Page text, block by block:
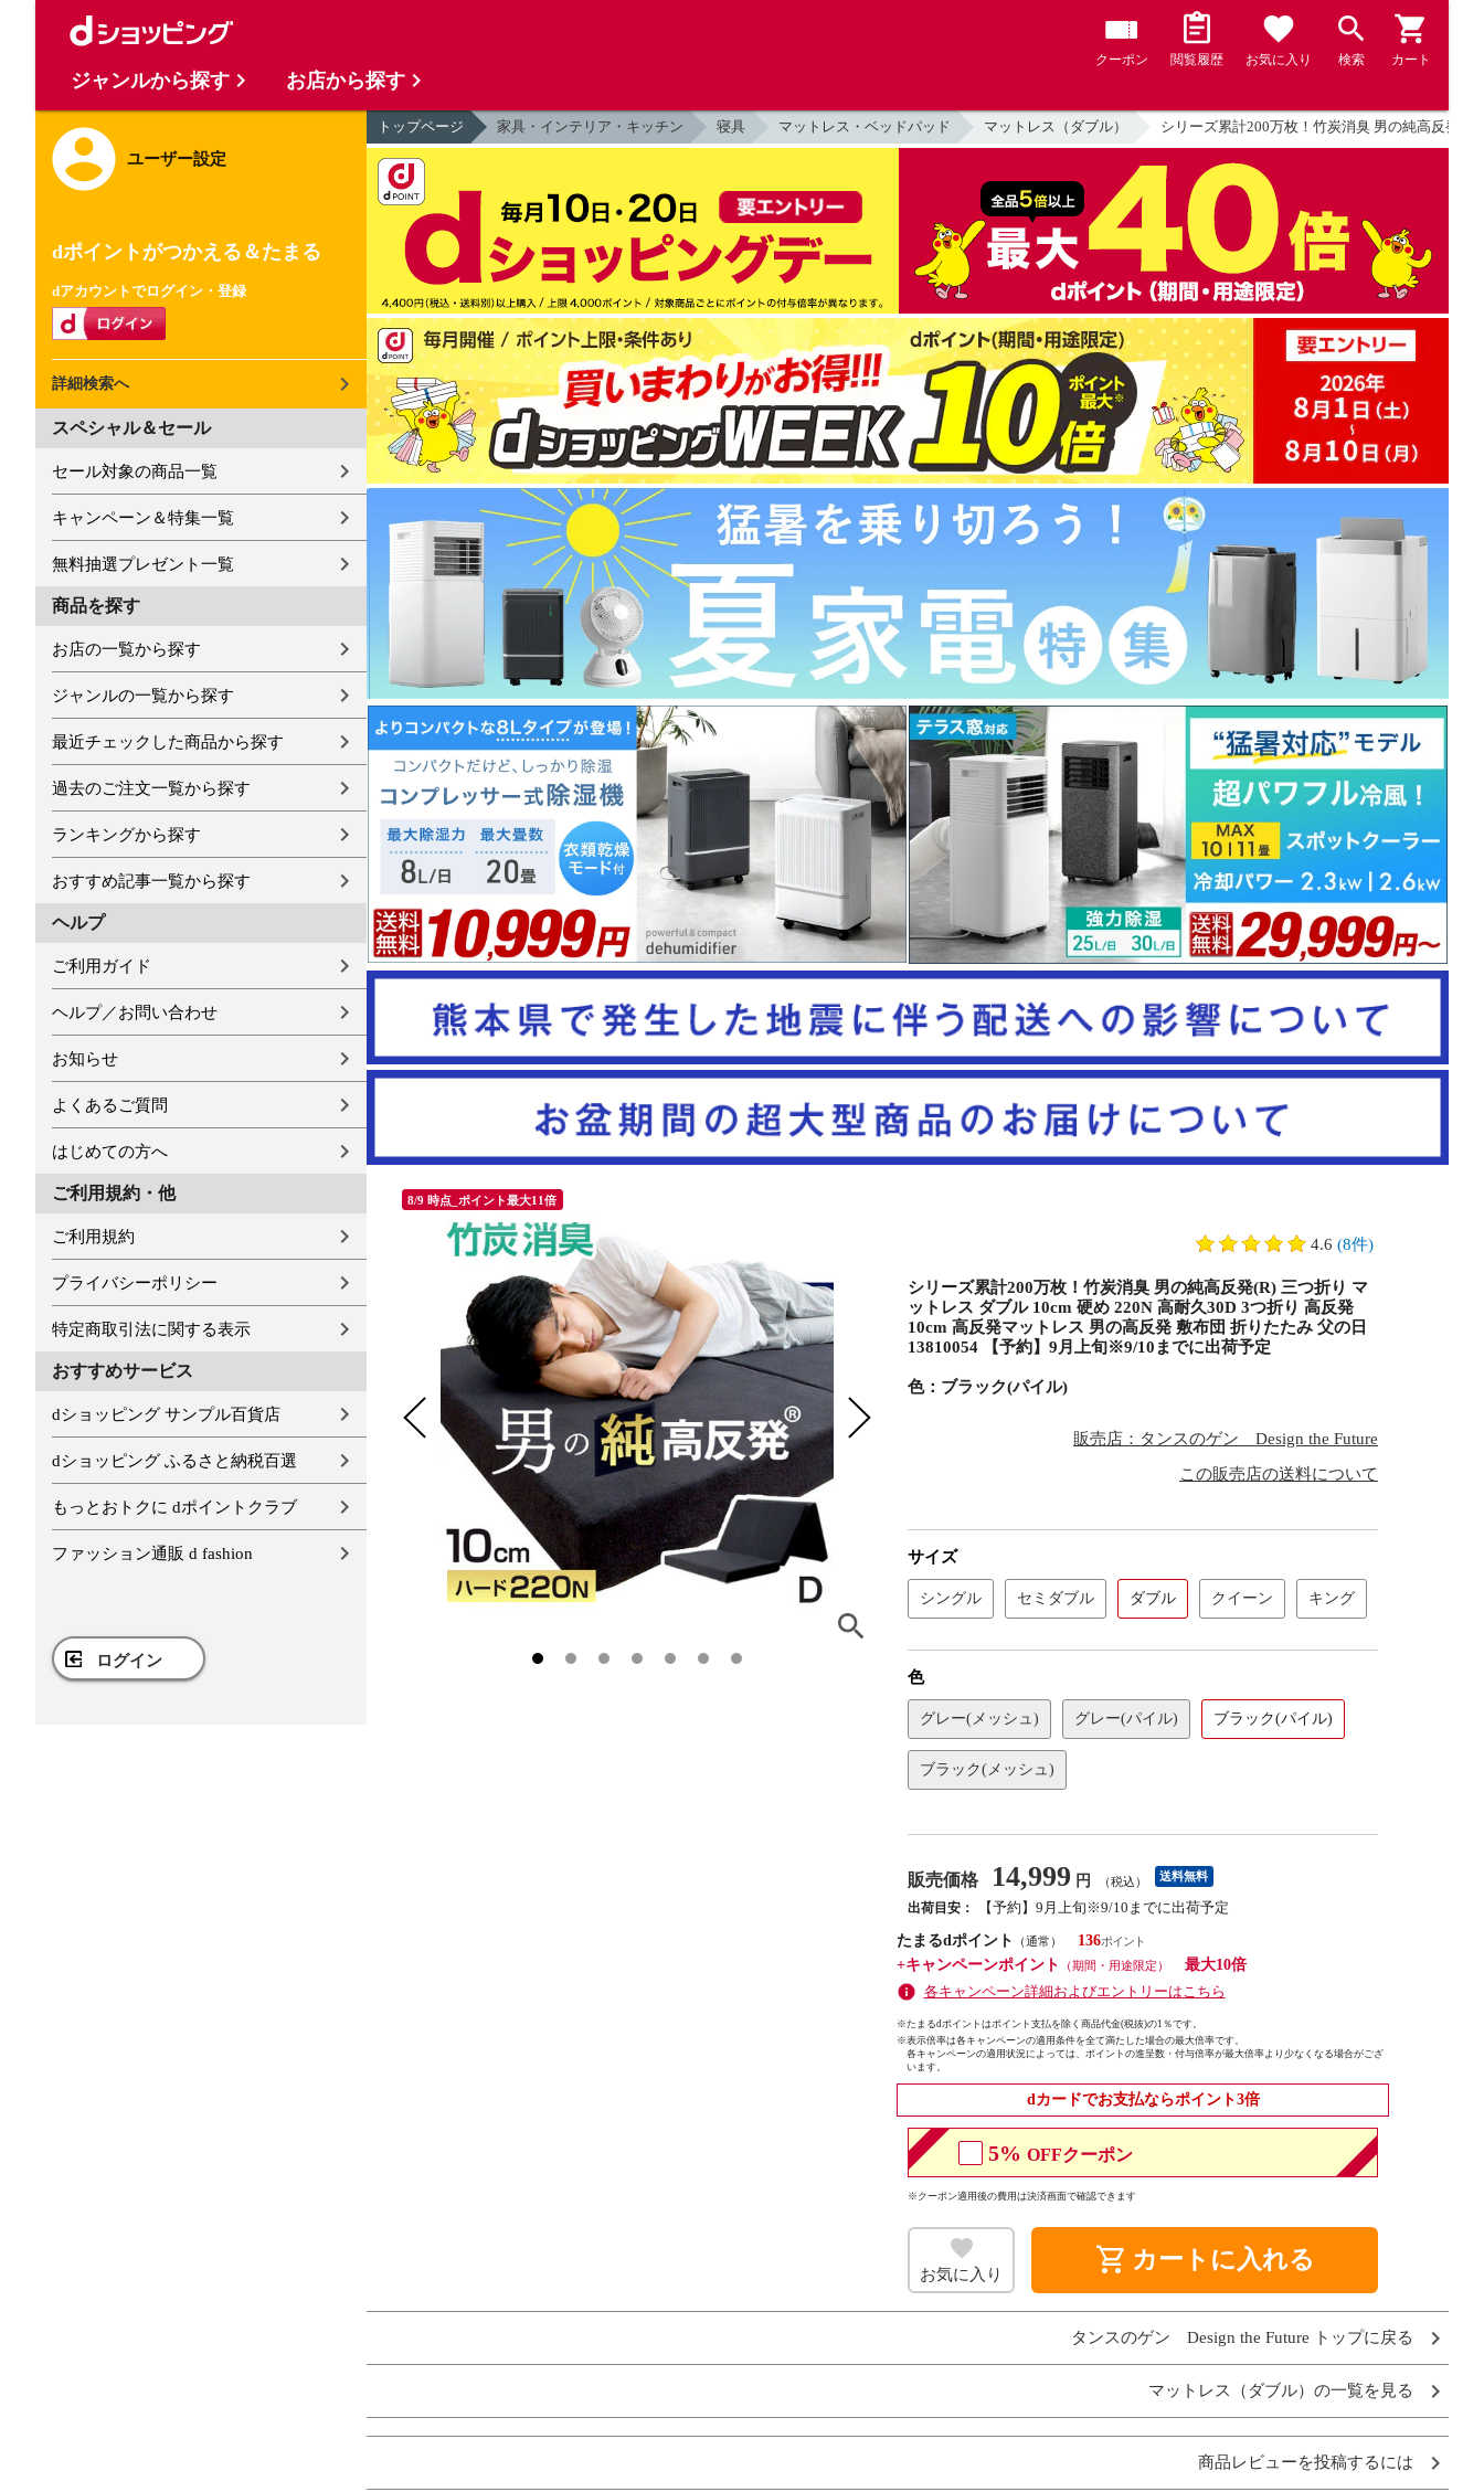
クーポン 閲覧履歴 お気に入り 検索 カート
ユーザー設定
dポイントがつかえる＆たまる
dアカウントでログイン・登録
詳細検索へ
スペシャル＆セール
セール対象の商品一覧
キャンペーン＆特集一覧
無料抽選プレゼント一覧
商品を探す
お店の一覧から探す
ジャンルの一覧から探す
最近チェックした商品から探す
過去のご注文一覧から探す
ランキングから探す
おすすめ記事一覧から探す
ヘルプ
ご利用ガイド
ヘルプ／お問い合わせ
お知らせ
よくあるご質問
はじめての方へ
ご利用規約・他
ご利用規約
プライバシーポリシー
特定商取引法に関する表示
おすすめサービス
dショッピング サンプル百貨店
dショッピング ふるさと納税百選
もっとおトクに dポイントクラブ
ファッション通販 d fashion
ログイン
トップページ 家具・インテリア・キッチン 寝具 マットレス・ベッドパッド マットレス（ダブル） シリーズ累計200万枚！竹炭消臭 男の純高反発
8/9 時点_ポイント最大11倍
4.6 (8件)
シリーズ累計200万枚！竹炭消臭 男の純高反発(R) 三つ折り マ
ットレス ダブル 10cm 硬め 220N 高耐久30D 3つ折り 高反発
10cm 高反発マットレス 男の高反発 敷布団 折りたたみ 父の日
13810054 【予約】9月上旬※9/10までに出荷予定
色：ブラック(パイル)
販売店：タンスのゲン Design the Future
この販売店の送料について
サイズ
シングル セミダブル ダブル クイーン キング
色
グレー(メッシュ) グレー(パイル) ブラック(パイル)
ブラック(メッシュ)
販売価格 14,999 円 （税込） 送料無料
出荷目安：
【予約】9月上旬※9/10までに出荷予定
たまるdポイント
（通常）
136
+キャンペーンポイント
（期間・用途限定）
最大10倍
各キャンペーン詳細およびエントリーはこちら
※たまるdポイントはポイント支払を除く商品代金(税抜)の1％です。
※表示倍率は各キャンペーンの適用条件を全て満たした場合の最大倍率です。
各キャンペーンの適用状況によっては、ポイントの進呈数・付与倍率が最大倍率より少なくなる場合がござ
います。
dカードでお支払ならポイント3倍
5% OFFクーポン
※クーポン適用後の費用は決済画面で確認できます
お気に入り shopping_cart カートに入れる
タンスのゲン Design the Future トップに戻る
マットレス（ダブル）の一覧を見る
商品レビューを投稿するには
ジャンルから探す お店から探す